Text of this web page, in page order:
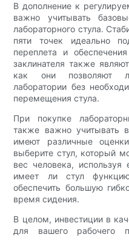
В дополнение к
важно учитывать
лабораторного стула.
пяти точек идеально
переплета и
заклинателя также
как они позволяют
лаборатории без
перемещения стула.
При покупке
также важно учитывать
имеют различные
выберите стул, который
вес человека,
имеет ли стул
обеспечить большую
время сидения.
В целом, инвестиции в
для вашего рабочего